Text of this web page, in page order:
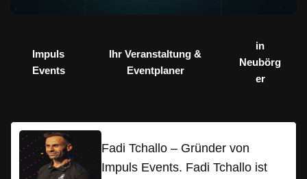
Impuls
Events
Ihr Veranstaltung &
Eventplaner
in
Neubörg
er
Fadi Tchallo – Gründer von
Impuls Events. Fadi Tchallo ist